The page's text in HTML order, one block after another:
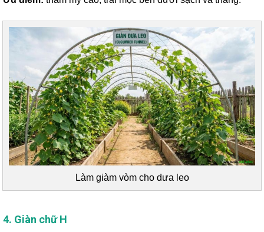
Làm giàm vòm cho dưa leo
4. Giàn chữ H